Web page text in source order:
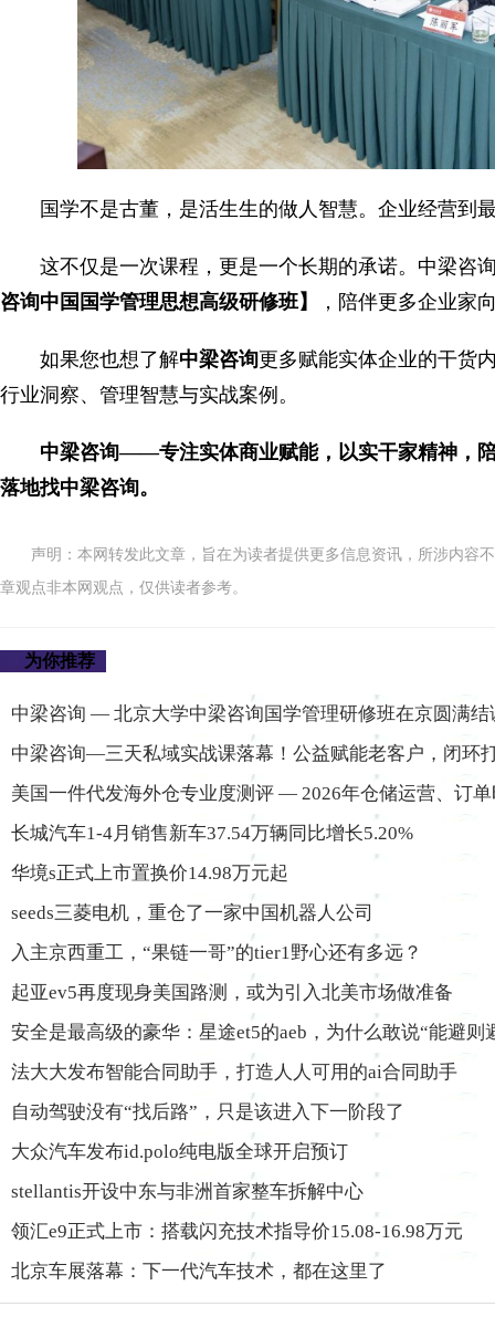
国学不是古董，是活生生的做人智慧。企业经营到
这不仅是一次课程，更是一个长期的承诺。中梁咨
咨询中国国学管理思想高级研修班】
，陪伴更多企业家
如果您也想了解中梁咨询更多赋能实体企业的干货
行业洞察、管理智慧与实战案例。
中梁咨询——专注实体商业赋能，以实干家精神，
落地找中梁咨询。
声明：本网转发此文章，旨在为读者提供更多信息资讯，所涉内容
章观点非本网观点，仅供读者参考。
为你推荐
中梁咨询 — 北京大学中梁咨询国学管理研修班在京圆满结
中梁咨询—三天私域实战课落幕！公益赋能老客户，闭环
美国一件代发海外仓专业度测评 — 2026年仓储运营、订
长城汽车1-4月销售新车37.54万辆同比增长5.20%
华境s正式上市置换价14.98万元起
seeds三菱电机，重仓了一家中国机器人公司
入主京西重工，“果链一哥”的tier1野心还有多远？
起亚ev5再度现身美国路测，或为引入北美市场做准备
安全是最高级的豪华：星途et5的aeb，为什么敢说“能避则
法大大发布智能合同助手，打造人人可用的ai合同助手
自动驾驶没有“找后路”，只是该进入下一阶段了
大众汽车发布id.polo纯电版全球开启预订
stellantis开设中东与非洲首家整车拆解中心
领汇e9正式上市：搭载闪充技术指导价15.08-16.98万元
北京车展落幕：下一代汽车技术，都在这里了